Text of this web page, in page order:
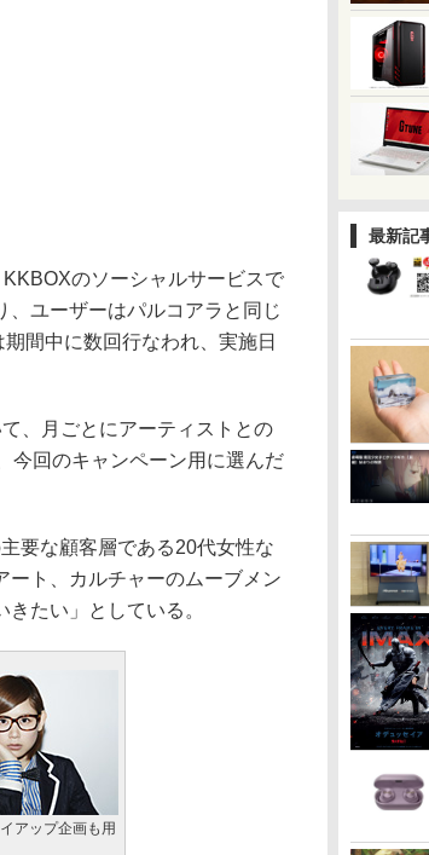
最新記
のソーシャルサービスで
ユーザーはパルコアラと同じ
間中に数回行なわれ、実施日
、月ごとにアーティストとの
今回のキャンペーン用に選んだ
要な顧客層である20代女性な
ート、カルチャーのムーブメン
たい」としている。
アップ企画も用